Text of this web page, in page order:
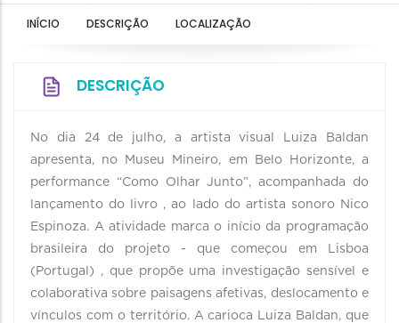
INÍCIO DESCRIÇÃO LOCALIZAÇÃO
DESCRIÇÃO
No dia 24 de julho, a artista visual Luiza Baldan
apresenta, no Museu Mineiro, em Belo Horizonte, a
performance “Como Olhar Junto”, acompanhada do
lançamento do livro , ao lado do artista sonoro Nico
Espinoza. A atividade marca o início da programação
brasileira do projeto - que começou em Lisboa
(Portugal) , que propõe uma investigação sensível e
colaborativa sobre paisagens afetivas, deslocamento e
vínculos com o território. A carioca Luiza Baldan, que